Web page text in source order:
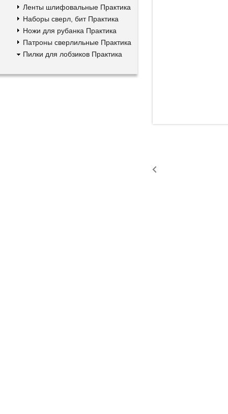
Ленты шлифовальные Практика
Наборы сверл, бит Практика
Ножи для рубанка Практика
Патроны сверлильные Практика
Пилки для лобзиков Практика